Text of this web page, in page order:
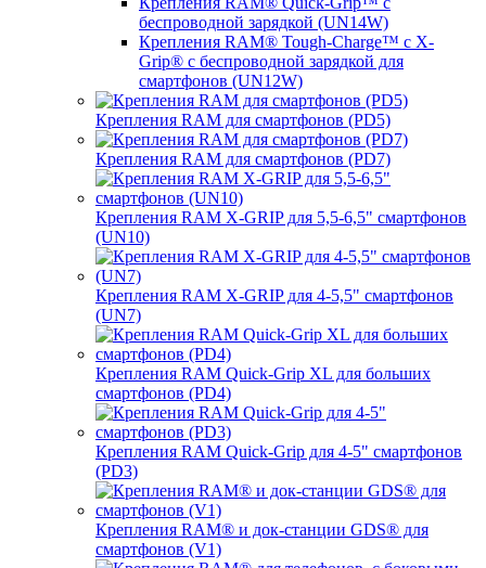
беспроводной зарядкой (UN14W)
Крепления RAM® Tough-Charge™ с X-
Grip® с беспроводной зарядкой для
смартфонов (UN12W)
Крепления RAM для смартфонов (PD5)
Крепления RAM для смартфонов (PD7)
Крепления RAM X-GRIP для 5,5-6,5" смартфонов
(UN10)
Крепления RAM X-GRIP для 4-5,5" смартфонов
(UN7)
Крепления RAM Quick-Grip XL для больших
смартфонов (PD4)
Крепления RAM Quick-Grip для 4-5" смартфонов
(PD3)
Крепления RAM® и док-станции GDS® для
смартфонов (V1)